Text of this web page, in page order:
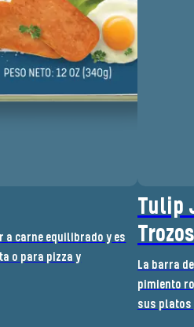
carne equilibrado y es
o para pizza y
Tulip
Trozos
La barra
pimiento
sus platos